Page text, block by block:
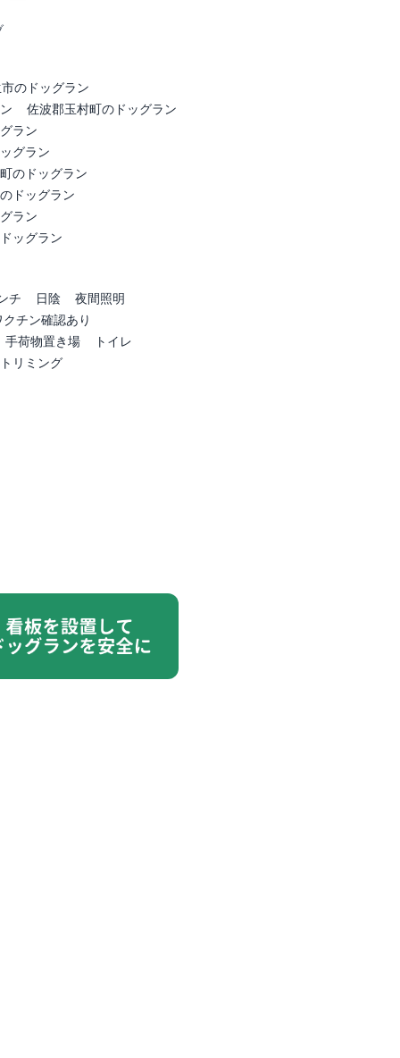
のドッグラン
佐波郡玉村町のドッグラン
ラン
グラン
のドッグラン
ドッグラン
ラン
ッグラン
チ 日陰
夜間照明
チン確認あり
手荷物置き場
トイレ
リミング